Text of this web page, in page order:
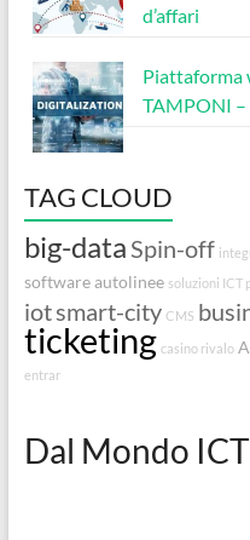
d’affari
Piattaforma
TAMPONI
TAG CLOUD
big-dataSpin-off
software autolinee soluzioni ICT
iotsmart-city CMS
ticketing casino rivalo
entrar
Dal Mondo ICT